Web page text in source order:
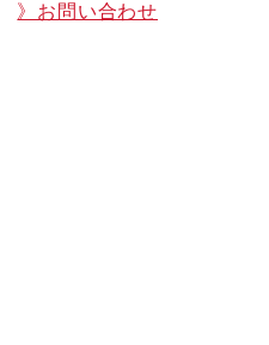
》お問い合わせ